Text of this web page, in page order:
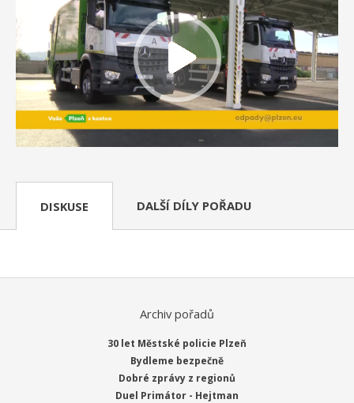
DISKUSE DALŠÍ DÍLY POŘADU
Archiv pořadů
30 let Městské policie Plzeň
Bydleme bezpečně
Dobré zprávy z regionů
Duel Primátor - Hejtman